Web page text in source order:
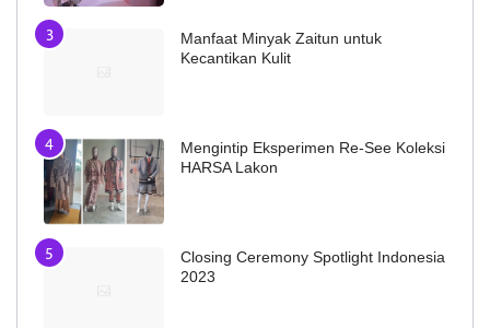
Manfaat Minyak Zaitun untuk
Kecantikan Kulit
Mengintip Eksperimen Re-See Koleksi
HARSA Lakon
Closing Ceremony Spotlight Indonesia
2023